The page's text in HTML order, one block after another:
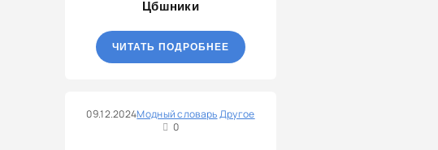
Цбшники
ЧИТАТЬ ПОДРОБНЕЕ
09.12.2024Модный словарьДругое
0